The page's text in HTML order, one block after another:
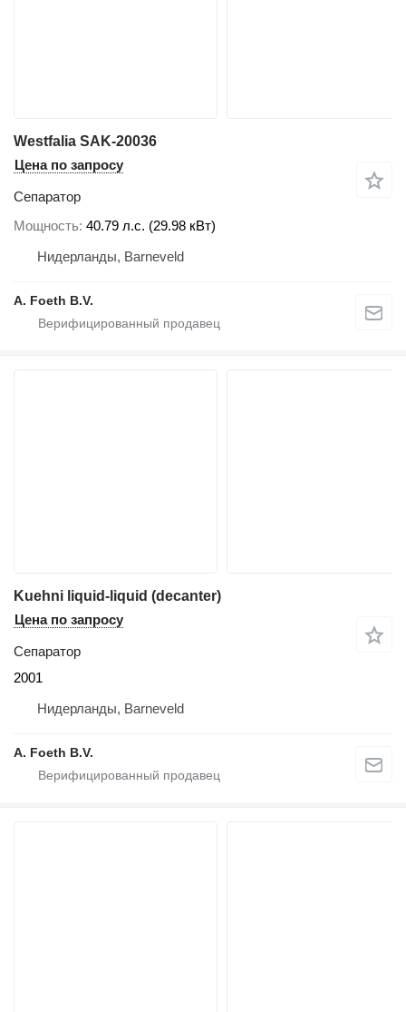
Westfalia SAK-20036
Цена по запросу
Сепаратор
Мощность 40.79 л.с. (29.98 кВт)
Нидерланды, Barneveld
A. Foeth B.V.
Kuehni liquid-liquid (decanter)
Цена по запросу
Сепаратор
2001
Нидерланды, Barneveld
A. Foeth B.V.